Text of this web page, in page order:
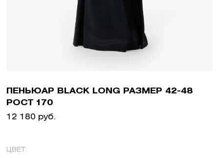
ПЕНЬЮАР BLACK LONG РАЗМЕР 42-48
РОСТ 170
12 180 руб.
ЦВЕТ: